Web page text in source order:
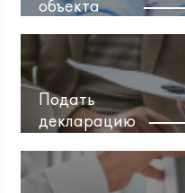
объекта
Подать
декларацию